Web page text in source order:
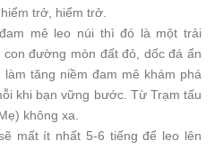
trở, hiểm trở.
mê leo núi thì đó là một trải
đường mòn đất đỏ, dốc đá ẩn
tăng niềm đam mê khám phá
khi bạn vững bước. Từ Trạm tấu
không xa.
mất ít nhất 5-6 tiếng để leo lên